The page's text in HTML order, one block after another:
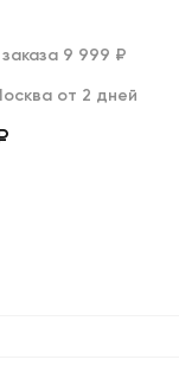
9 999 ₽
от 2 дней